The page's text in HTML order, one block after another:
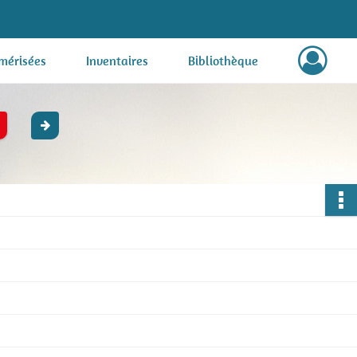
Inventaires Bibliothèque